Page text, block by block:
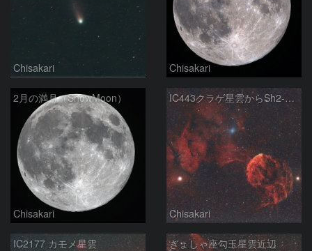
Chisakari Chisakari
2月の満月（SnowMoon）
Chisakari
IC443クラゲ星雲からSh2-249 周辺
Chisakari
IC2177 カモメ星雲 ぎょしゃ座勾玉星雲近辺